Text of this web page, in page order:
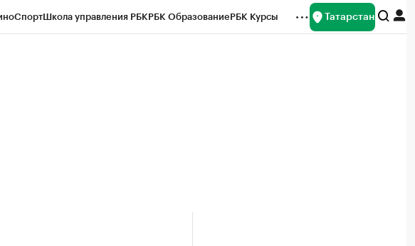
СпортШкола управления РБКРБК ОбразованиеРБК Курсы Татарстан